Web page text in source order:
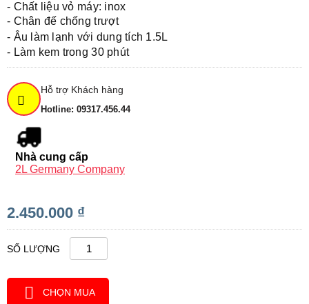
- Chất liệu vỏ máy: inox
- Chân đế chống trượt
- Âu làm lạnh với dung tích 1.5L
- Làm kem trong 30 phút
Hỗ trợ Khách hàng
Hotline: 09317.456.44
Nhà cung cấp
2L Germany Company
2.450.000 ₫
SỐ LƯỢNG
CHỌN MUA